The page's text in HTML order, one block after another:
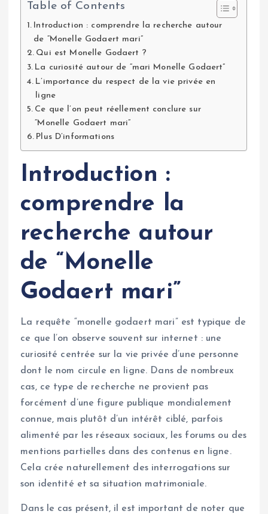
Table of Contents
Introduction : comprendre la recherche autour
de “Monelle Godaert mari”
Qui est Monelle Godaert ?
La curiosité autour de “mari Monelle Godaert”
L’importance du respect de la vie privée en
ligne
Ce que l’on peut réellement conclure sur
“Monelle Godaert mari”
Plus D’informations
Introduction :
comprendre la
recherche autour
de “Monelle
Godaert mari”
La requête “monelle godaert mari” est typique de
ce que l’on observe souvent sur internet : une
curiosité centrée sur la vie privée d’une personne
dont le nom circule en ligne. Dans de nombreux
cas, ce type de recherche ne provient pas
forcément d’une figure publique mondialement
connue, mais plutôt d’un intérêt ciblé, parfois
alimenté par les réseaux sociaux, les forums ou des
mentions partielles dans des contenus en ligne.
Cela crée naturellement des interrogations sur
son identité et sa situation matrimoniale.
Dans le cas présent, il est important de noter que